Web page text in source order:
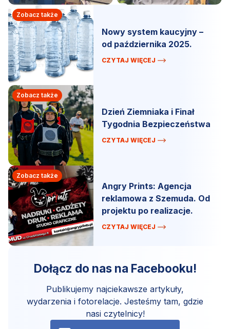
Zobacz także
Nowy system kaucyjny –
od października 2025.
CZYTAJ WIĘCEJ
Zobacz także
Dzień Ziemniaka i Finał
Tygodnia Bezpieczeństwa
CZYTAJ WIĘCEJ
Zobacz także
Angry Prints: Agencja
reklamowa z Szemuda. Od
projektu po realizacje.
CZYTAJ WIĘCEJ
Dołącz do nas na Facebooku!
Publikujemy najciekawsze artykuły,
wydarzenia i fotorelacje. Jesteśmy tam, gdzie
nasi czytelnicy!